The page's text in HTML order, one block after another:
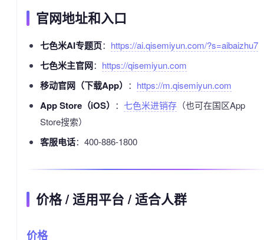
官网地址和入口
七色米AI专题页： https://ai.qisemiyun.com/?s=aibaizhu7
七色米主官网： https://qisemiyun.com
移动官网（下载App） ： https://m.qisemiyun.com
App Store（iOS） ： 七色米进销存（也可在国区App
Store搜索）
客服电话：400-886-1800
价格 / 适用平台 / 适合人群
价格